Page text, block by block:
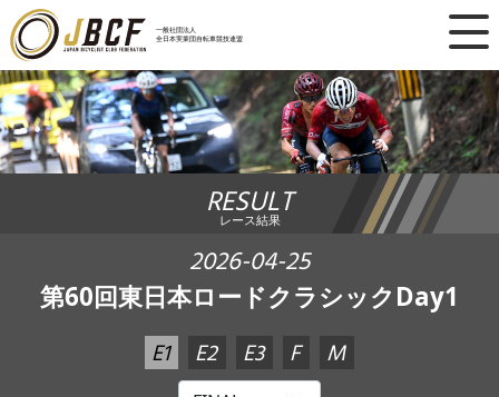
一般社団法人
全日本実業団自転車競技連盟
×
ニュース
レース日程
ランキング
レース結果
チーム・選手
競技ガイド
RESULT
レース結果
2026-04-25
第60回東日本ロードクラシックDay1
E1 E2 E3 F M